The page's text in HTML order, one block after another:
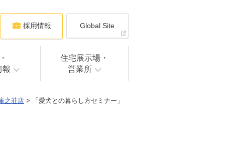
採用情報 Global Site
報
住宅展示場・
営業所
之荘店 > 「愛犬との暮らし方セミナー」